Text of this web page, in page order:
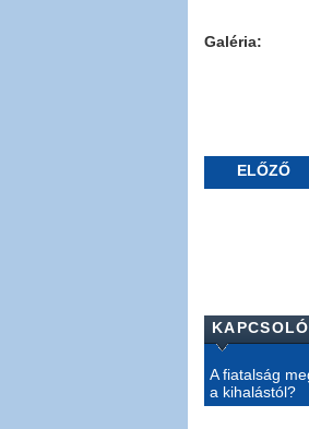
Galéria:
ELŐZŐ
A fiatalság
a kihalástól?